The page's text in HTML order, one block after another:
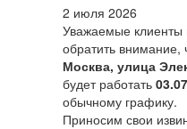
2 июля 2026
Уважаемые
обратить внимание,
Москва, улица
будет работать
обычному графику.
Приносим свои